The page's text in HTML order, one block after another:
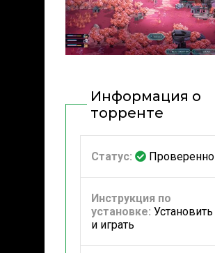
Информация о
торренте
Статус: Проверенно
Инструкция по
установке: Установить
и играть